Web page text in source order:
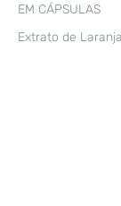
EM CÁPSULAS
Extrato de